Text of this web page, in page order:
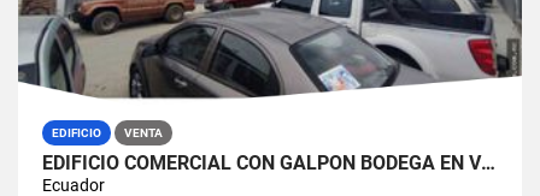
EDIFICIO VENTA
EDIFICIO COMERCIAL CON GALPÓN BODEGA EN VENTA ZONA MÉDICA DURÁN NORTE
Ecuador